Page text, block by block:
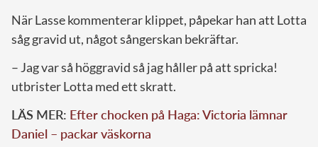
När Lasse kommenterar klippet, påpekar han att Lotta
såg gravid ut, något sångerskan bekräftar.
– Jag var så höggravid så jag håller på att spricka!
utbrister Lotta med ett skratt.
LÄS MER: Efter chocken på Haga: Victoria lämnar
Daniel – packar väskorna